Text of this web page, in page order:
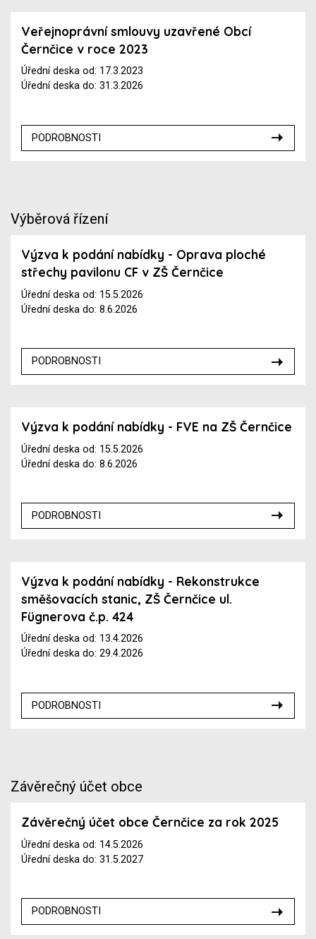
Veřejnoprávní smlouvy uzavřené Obcí
Černčice v roce 2023
Úřední deska od: 17.3.2023
Úřední deska do: 31.3.2026
PODROBNOSTI
Výběrová řízení
Výzva k podání nabídky - Oprava ploché
střechy pavilonu CF v ZŠ Černčice
Úřední deska od: 15.5.2026
Úřední deska do: 8.6.2026
PODROBNOSTI
Výzva k podání nabídky - FVE na ZŠ Černčice
Úřední deska od: 15.5.2026
Úřední deska do: 8.6.2026
PODROBNOSTI
Výzva k podání nabídky - Rekonstrukce
směšovacích stanic, ZŠ Černčice ul.
Fügnerova č.p. 424
Úřední deska od: 13.4.2026
Úřední deska do: 29.4.2026
PODROBNOSTI
Závěrečný účet obce
Závěrečný účet obce Černčice za rok 2025
Úřední deska od: 14.5.2026
Úřední deska do: 31.5.2027
PODROBNOSTI